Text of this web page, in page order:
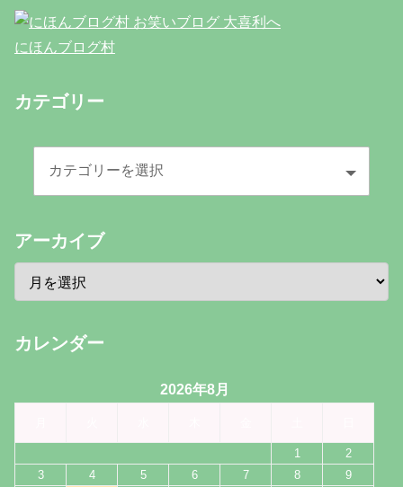
にほんブログ村
カテゴリー
アーカイブ
カレンダー
2026年8月
1
2
3
4 5 6 7 8 9